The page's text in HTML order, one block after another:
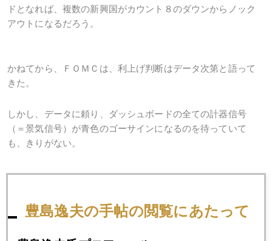
ドとなれば、複数の新興国がカウント８のダウンからノック
アウトになるだろう。
かねてから、ＦＯＭＣは、利上げ判断はデータ次第と語って
きた。
しかし、データに頼り、ダッシュボードの全ての計器信号
（＝景気信号）が青色のゴーサインになるのを待っていて
も、きりがない。
復するときが、利上げのタイミングとにらんでいる。
豊島逸夫の手帖の閲覧にあたって